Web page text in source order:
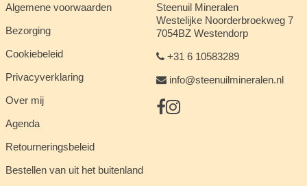
Algemene voorwaarden
Bezorging
Cookiebeleid
Privacyverklaring
Over mij
Agenda
Retourneringsbeleid
Bestellen van uit het buitenland
Steenuil Mineralen
Westelijke Noorderbroekweg 7
7054BZ Westendorp
+31 6 10583289
info@steenuilmineralen.nl